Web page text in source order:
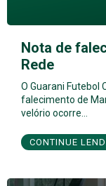
Nota de
Rede
O Guarani Futebol
falecimento de
velório ocorre…
CONTINUE